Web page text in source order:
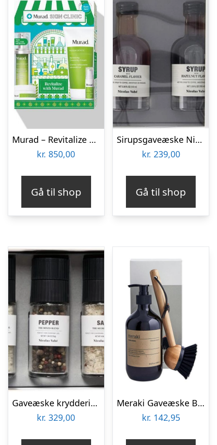
Murad – Revitalize with Murad Kit
kr. 850,00
Gå til shop
Sirupsgaveæske Nicolas Vahé Gift Sets – The Syrup Collection 4 x 10 cl med karamel, vanilje, irsk rom og hasselnød
kr. 239,00
Gå til shop
Gaveæske krydderisæt Nicolas Vahé Gift Sets Favourite Collection Box – 4 salt- og peberblandinger med keramisk kværn, glas sort/grå
kr. 329,00
Meraki Gaveæske Blossom Breeze Dish Wash Essentials
kr. 142,95